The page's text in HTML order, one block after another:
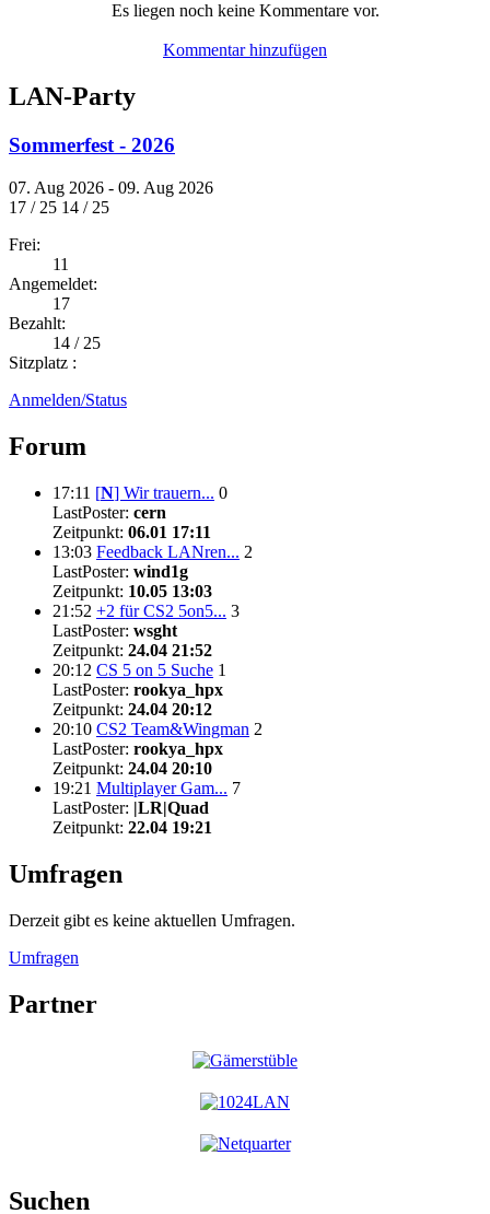
Es liegen noch keine Kommentare vor.
Kommentar hinzufügen
LAN-Party
Sommerfest - 2026
07. Aug 2026 - 09. Aug 2026
17 / 25 14 / 25
Frei:
11
Angemeldet:
17
Bezahlt:
14 / 25
Sitzplatz :
Anmelden/Status
Forum
17:11 [N] Wir trauern... 0
LastPoster: cern
Zeitpunkt: 06.01 17:11
13:03 Feedback LANren... 2
LastPoster: wind1g
Zeitpunkt: 10.05 13:03
21:52 +2 für CS2 5on5... 3
LastPoster: wsght
Zeitpunkt: 24.04 21:52
20:12 CS 5 on 5 Suche 1
LastPoster: rookya_hpx
Zeitpunkt: 24.04 20:12
20:10 CS2 Team&Wingman 2
LastPoster: rookya_hpx
Zeitpunkt: 24.04 20:10
19:21 Multiplayer Gam... 7
LastPoster: |LR|Quad
Zeitpunkt: 22.04 19:21
Umfragen
Derzeit gibt es keine aktuellen Umfragen.
Umfragen
Partner
Suchen